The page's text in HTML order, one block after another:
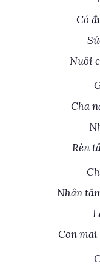
Có
Nuôi
Cha
Rèn
Nhân
Con mãi